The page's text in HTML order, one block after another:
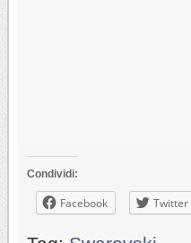
Condividi:
Facebook Twitter